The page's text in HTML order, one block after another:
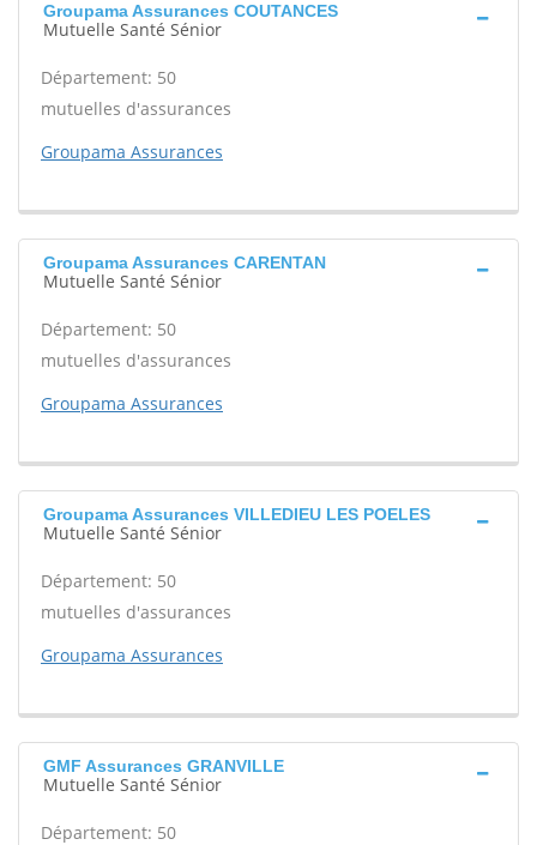
Groupama Assurances COUTANCES
Mutuelle Santé Sénior
Département: 50
mutuelles d'assurances
Groupama Assurances
Groupama Assurances CARENTAN
Mutuelle Santé Sénior
Département: 50
mutuelles d'assurances
Groupama Assurances
Groupama Assurances VILLEDIEU LES POELES
Mutuelle Santé Sénior
Département: 50
mutuelles d'assurances
Groupama Assurances
GMF Assurances GRANVILLE
Mutuelle Santé Sénior
Département: 50